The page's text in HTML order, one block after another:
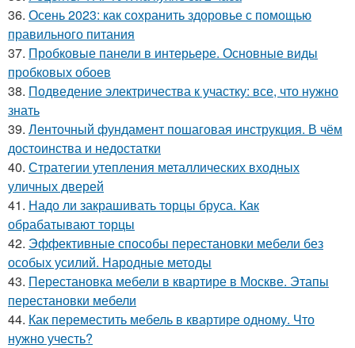
36. Осень 2023: как сохранить здоровье с помощью
правильного питания
37. Пробковые панели в интерьере. Основные виды
пробковых обоев
38. Подведение электричества к участку: все, что нужно
знать
39. Ленточный фундамент пошаговая инструкция. В чём
достоинства и недостатки
40. Стратегии утепления металлических входных
уличных дверей
41. Надо ли закрашивать торцы бруса. Как
обрабатывают торцы
42. Эффективные способы перестановки мебели без
особых усилий. Народные методы
43. Перестановка мебели в квартире в Москве. Этапы
перестановки мебели
44. Как переместить мебель в квартире одному. Что
нужно учесть?